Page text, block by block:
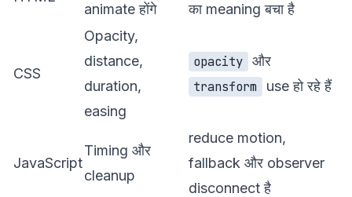
animate होंगे
का meaning बचा है
CSS
Opacity,
distance,
duration,
easing
opacity और
transform
use हो रहे हैं
JavaScript
Timing और
cleanup
reduce motion,
fallback और observer
disconnect है